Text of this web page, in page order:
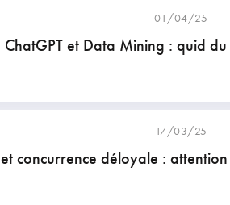
01/04/25
et Data Mining : quid
17/03/25
concurrence déloyale :